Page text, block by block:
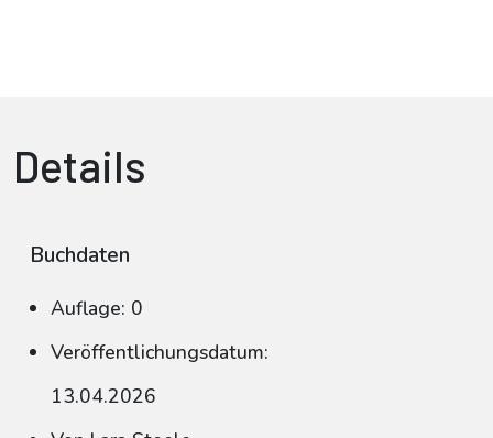
Details
Buchdaten
Auflage: 0
Veröffentlichungsdatum:
13.04.2026